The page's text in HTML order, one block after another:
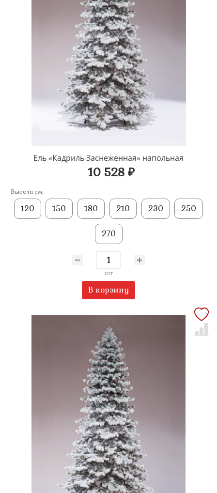
Ель «Кадриль Заснеженная» напольная
10 528 ₽
Высота см.
120 150 180 210 230 250
270
шт
В корзину